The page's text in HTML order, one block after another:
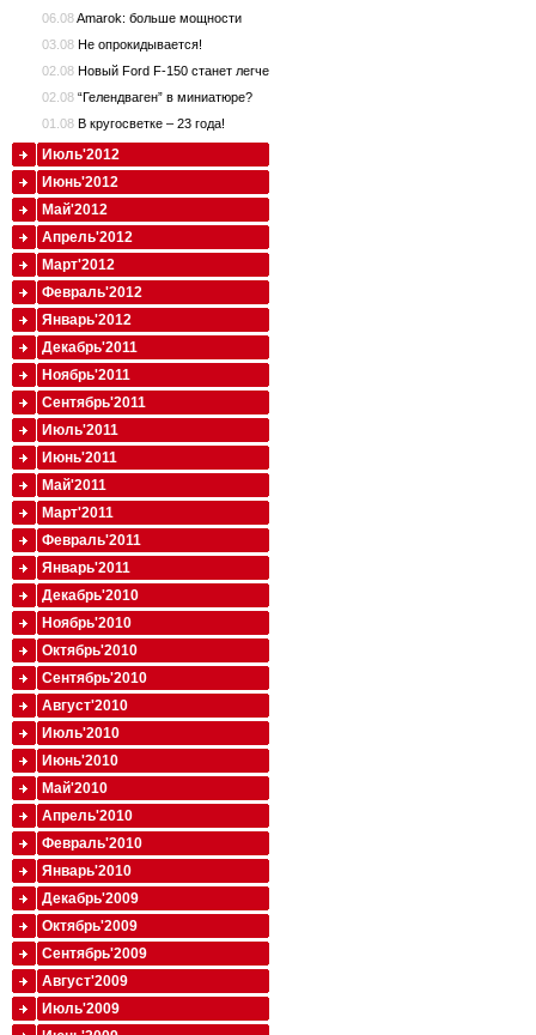
06.08Amarok: больше мощности
03.08 Не опрокидывается!
02.08 Новый Ford F-150 станет легче
02.08 “Гелендваген” в миниатюре?
01.08 В кругосветке – 23 года!
Июль'2012
Июнь'2012
Май'2012
Апрель'2012
Март'2012
Февраль'2012
Январь'2012
Декабрь'2011
Ноябрь'2011
Сентябрь'2011
Июль'2011
Июнь'2011
Май'2011
Март'2011
Февраль'2011
Январь'2011
Декабрь'2010
Ноябрь'2010
Октябрь'2010
Сентябрь'2010
Август'2010
Июль'2010
Июнь'2010
Май'2010
Апрель'2010
Февраль'2010
Январь'2010
Декабрь'2009
Октябрь'2009
Сентябрь'2009
Август'2009
Июль'2009